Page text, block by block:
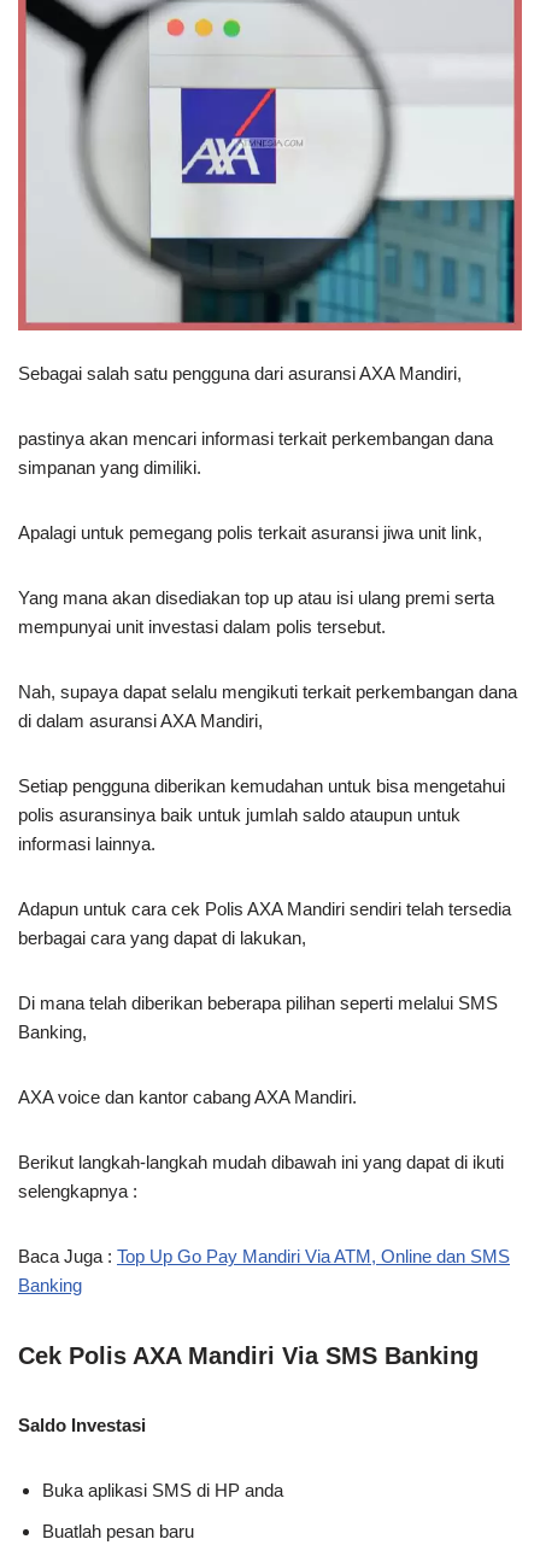
Sebagai salah satu pengguna dari asuransi AXA Mandiri,
pastinya akan mencari informasi terkait perkembangan dana
simpanan yang dimiliki.
Apalagi untuk pemegang polis terkait asuransi jiwa unit link,
Yang mana akan disediakan top up atau isi ulang premi serta
mempunyai unit investasi dalam polis tersebut.
Nah, supaya dapat selalu mengikuti terkait perkembangan dana
di dalam asuransi AXA Mandiri,
Setiap pengguna diberikan kemudahan untuk bisa mengetahui
polis asuransinya baik untuk jumlah saldo ataupun untuk
informasi lainnya.
Adapun untuk cara cek Polis AXA Mandiri sendiri telah tersedia
berbagai cara yang dapat di lakukan,
Di mana telah diberikan beberapa pilihan seperti melalui SMS
Banking,
AXA voice dan kantor cabang AXA Mandiri.
Berikut langkah-langkah mudah dibawah ini yang dapat di ikuti
selengkapnya :
Baca Juga : Top Up Go Pay Mandiri Via ATM, Online dan SMS
Banking
Cek Polis AXA Mandiri Via SMS Banking
Saldo Investasi
Buka aplikasi SMS di HP anda
Buatlah pesan baru